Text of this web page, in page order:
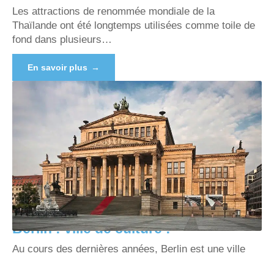
Les attractions de renommée mondiale de la
Thaïlande ont été longtemps utilisées comme toile de
fond dans plusieurs…
En savoir plus
Berlin : ville de culture !
Au cours des dernières années, Berlin est une ville